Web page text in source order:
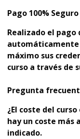
Pago 100%
Realizado el
automáticamente
máximo sus
curso a través de
Pregunta
¿El coste del
hay un coste más
indicado.